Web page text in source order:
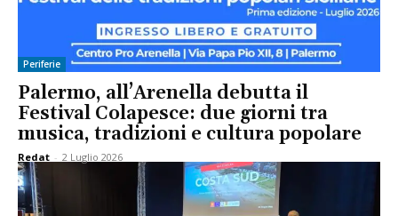
Periferie
Palermo, all’Arenella debutta il
Festival Colapesce: due giorni tra
musica, tradizioni e cultura popolare
Redat - 2 Luglio 2026